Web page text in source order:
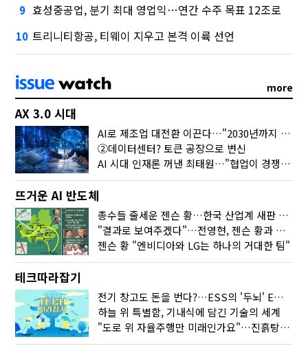
9 효성중공업, 분기 최대 영업익…연간 수주 목표 12조로
10 트리니티항공, 티웨이 지우고 본격 이륙 선언
more
AX 3.0 시대
AI로 제조업 대전환 이끈다…"2030년까지 민관합동 20조 투자"
②데이터센터? 토큰 공장으로 변신
AI 시대 인재론 꺼낸 최태원…"협업이 경쟁력"
뜨거운 AI 반도체
총수들 줄세운 젠슨 황…한국 산업계 새판 짰다
"결과로 보여주겠다"…전영현, 젠슨 황과 HBM5 논의
젠슨 황 "엔비디아와 LG는 하나의 거대한 팀"
테크따라잡기
전기 창고도 돈을 번다?…ESS의 '두뇌' EMO가 뭐길래
하늘 위 특별함, 기내식에 담긴 기술의 세계
"도로 위 자율주행만 미래인가요"…진흙탕서 길 내는 HD현대 AI 기술